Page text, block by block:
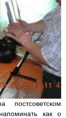
постсоветском
как о